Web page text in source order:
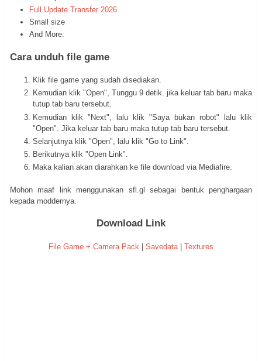
Full Update Transfer 2026
Small size
And More.
Cara unduh file game
Klik file game yang sudah disediakan.
Kemudian klik "Open", Tunggu 9 detik. jika keluar tab baru maka
tutup tab baru tersebut.
Kemudian klik "Next", lalu klik "Saya bukan robot" lalu klik
"Open". Jika keluar tab baru maka tutup tab baru tersebut.
Selanjutnya klik "Open", lalu klik "Go to Link".
Berikutnya klik "Open Link".
Maka kalian akan diarahkan ke file download via Mediafire.
Mohon maaf link menggunakan sfl.gl sebagai bentuk penghargaan
kepada moddernya.
Download Link
File Game + Camera Pack Savedata Textures